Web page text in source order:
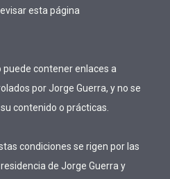
esta página
puede contener enlaces a
por Jorge Guerra, y no se
contenido o prácticas.
condiciones se rigen por las
de Jorge Guerra y